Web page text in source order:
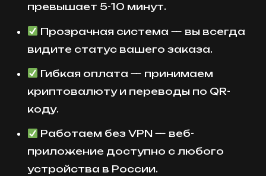
превышает 5-10 минут.
Прозрачная система — вы всегда
видите статус вашего заказа.
Гибкая оплата — принимаем
криптовалюту и переводы по QR-
коду.
Работаем без VPN — веб-
приложение доступно с любого
устройства в России.